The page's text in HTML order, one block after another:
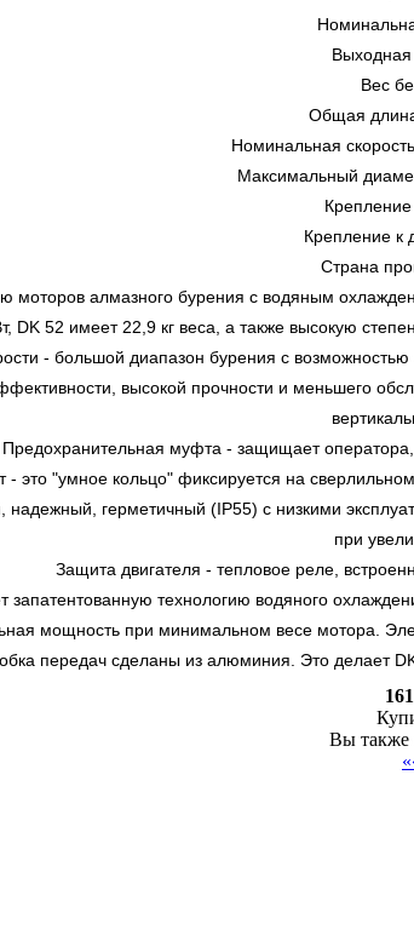
Вес
Общая
Номинальная
Максимальный
Крепление к
Страна
алмазного бурения с водяным
DK 52 имеет 22,9 кг веса, а также высокую
- большой диапазон бурения с
высокой прочности и меньшего
Предохранительная муфта - защищает
это "умное кольцо" фиксируется на
надежный, герметичный (IP55) с низкими
при
Защита двигателя - тепловое реле,
технологию водяного
мощность при минимальном весе мотора.
передач сделаны из алюминия. Это делает
Вы также